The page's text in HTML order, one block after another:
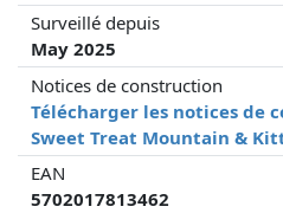
Surveillé depuis
May 2025
Notices de construction
Télécharger les notices de
Sweet Treat Mountain &
EAN
5702017813462